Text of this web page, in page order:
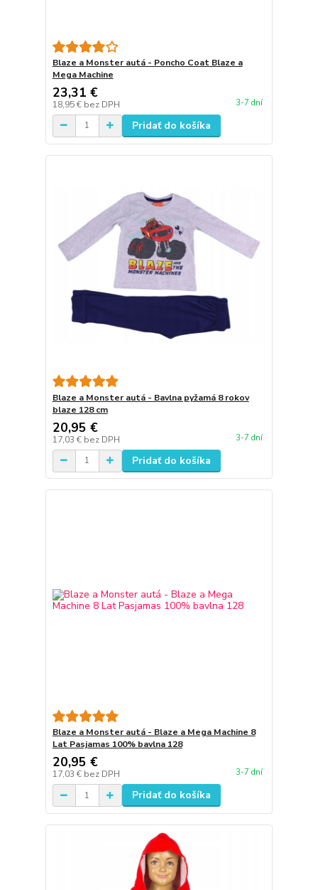
Blaze a Monster autá - Poncho Coat Blaze a
Mega Machine
23,31 €
18,95 € bez DPH 3-7 dní
Pridať do košíka
Blaze a Monster autá - Bavlna pyžamá 8 rokov
blaze 128 cm
20,95 €
17,03 € bez DPH 3-7 dní
Pridať do košíka
Blaze a Monster autá - Blaze a Mega Machine 8
Lat Pasjamas 100% bavlna 128
20,95 €
17,03 € bez DPH 3-7 dní
Pridať do košíka